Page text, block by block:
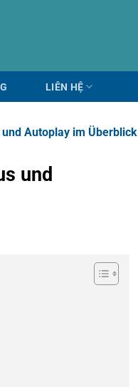
LIÊN HỆ
und Autoplay im Überblick
und